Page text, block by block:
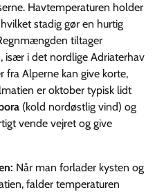
Havtemperaturen holder
stadig gør en hurtig
tiltager
i det nordlige Adriaterhav
fra Alperne kan give korte,
er oktober typisk lidt
bora (kold nordøstlig vind) og
vende vejret og give
Når man forlader kysten og
falder temperaturen